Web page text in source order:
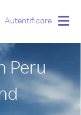
Autentificare
Peru